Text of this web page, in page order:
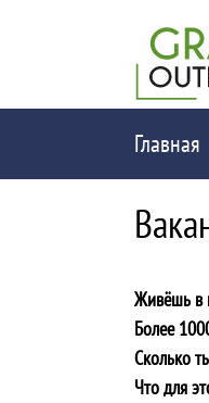
Главная
Живёшь в
Более
Сколько
Что для